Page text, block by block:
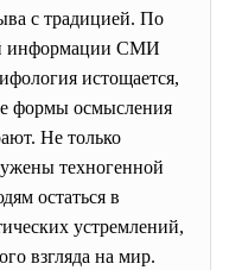
с традицией. По
информации СМИ
истощается,
формы осмысления
Не только
техногенной
остаться в
устремлений,
взгляда на мир.